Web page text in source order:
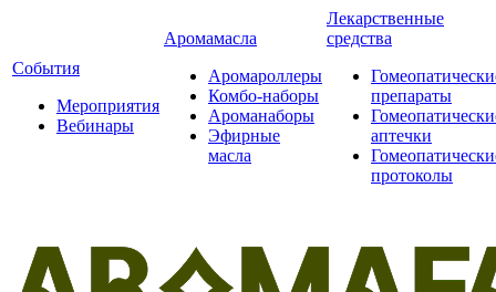
События
Мероприятия
Вебинары
Аромамасла
Аромароллеры
Комбо-наборы
Ароманаборы
Эфирные
масла
Лекарственные
средства
препараты
аптечки
протоколы